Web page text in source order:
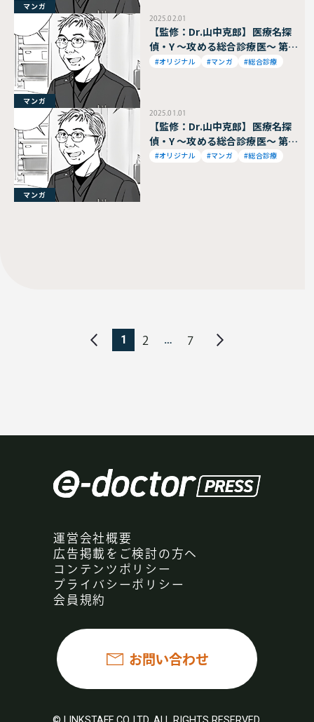
マンガ
2025.02.01
【監修：Dr.山中克郎】医療名探
偵・Y ～攻める総合診療医～ 第87
話
#オリジナル #マンガ #総合診療
マンガ
2025.01.01
【監修：Dr.山中克郎】医療名探
偵・Y ～攻める総合診療医～ 第86
話
#オリジナル #マンガ #総合診療
マンガ
1 2 … 7
運営会社概要
広告掲載をご検討の方へ
コンテンツポリシー
プライバシーポリシー
会員規約
お問い合わせ